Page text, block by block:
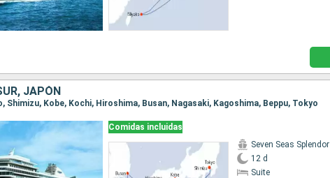
JAPÓN
Shimizu, Kobe, Kochi, Hiroshima, Busan, Nagasaki, Kagoshima, Beppu, Tokyo
Comidas incluidas
Seven Seas Splendor
12 d
Suite